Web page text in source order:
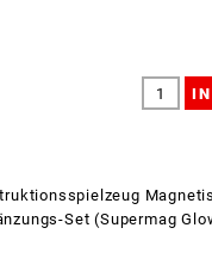
Set (Supermag